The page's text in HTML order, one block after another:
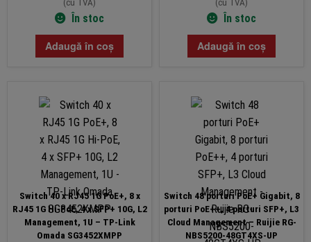
(cu TVA)
În stoc
Adaugă în coș
(cu TVA)
În stoc
Adaugă în coș
Switch 40 x RJ45 1G PoE+, 8 x
RJ45 1G Hi-PoE, 4 x SFP+ 10G, L2
Management, 1U – TP-Link
Omada SG3452XMPP
Switch 48 porturi PoE+ Gigabit, 8
porturi PoE++, 4 porturi SFP+, L3
Cloud Management – Ruijie RG-
NBS5200-48GT4XS-UP